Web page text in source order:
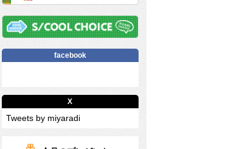
facebook
X
Tweets by miyaradi